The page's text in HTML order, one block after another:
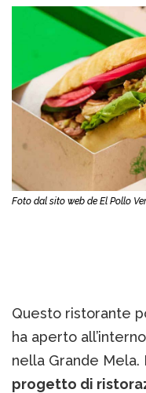
Foto dal sito web de El Pollo
Questo ristorante
ha aperto
nella Grande Mela.
progetto di